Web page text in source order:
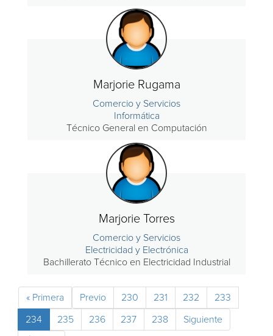
Marjorie Rugama
Comercio y Servicios
Informática
Técnico General en Computación
Marjorie Torres
Comercio y Servicios
Electricidad y Electrónica
Bachillerato Técnico en Electricidad Industrial
« Primera Previo 230 231 232 233
234 235 236 237 238 Siguiente